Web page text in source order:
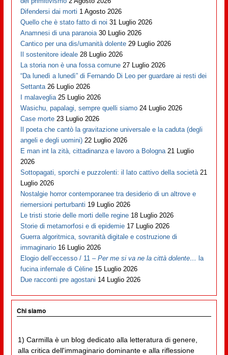
Difendersi dai morti 1 Agosto 2026
Quello che è stato fatto di noi 31 Luglio 2026
Anamnesi di una paranoia 30 Luglio 2026
Cantico per una dis/umanità dolente 29 Luglio 2026
Il sostenitore ideale 28 Luglio 2026
La storia non è una fossa comune 27 Luglio 2026
“Da lunedì a lunedì” di Fernando Di Leo per guardare ai resti dei
Settanta 26 Luglio 2026
I malaveglia 25 Luglio 2026
Wasichu, papalagi, sempre quelli siamo 24 Luglio 2026
Case morte 23 Luglio 2026
Il poeta che cantò la gravitazione universale e la caduta (degli
angeli e degli uomini) 22 Luglio 2026
E man int la zità, cittadinanza e lavoro a Bologna 21 Luglio
2026
Sottopagati, sporchi e puzzolenti: il lato cattivo della società 21
Luglio 2026
Nostalgie horror contemporanee tra desiderio di un altrove e
riemersioni perturbanti 19 Luglio 2026
Le tristi storie delle morti delle regine 18 Luglio 2026
Storie di metamorfosi e di epidemie 17 Luglio 2026
Guerra algoritmica, sovranità digitale e costruzione di
immaginario 16 Luglio 2026
Elogio dell’eccesso / 11 –Per me si va ne la città dolente… la
fucina infernale di Cèline 15 Luglio 2026
Due racconti pre agostani 14 Luglio 2026
Chi siamo
1) Carmilla è un blog dedicato alla letteratura di genere,
alla critica dell'immaginario dominante e alla riflessione